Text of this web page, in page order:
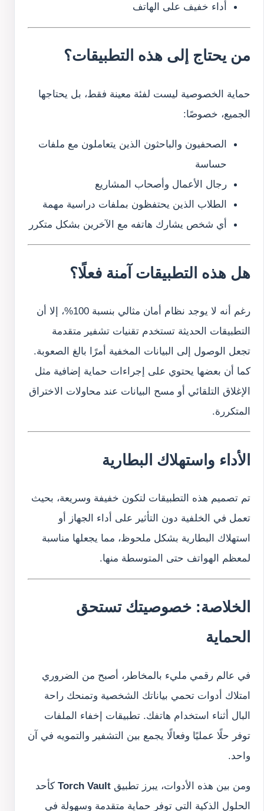
أداء خفيف على الهاتف
من يحتاج إلى هذه التطبيقات؟
حماية الخصوصية ليست لفئة معينة فقط، بل يحتاجها
الجميع، خصوصًا:
الصحفيون والباحثون الذين يتعاملون مع ملفات
حساسة
رجال الأعمال وأصحاب المشاريع
الطلاب الذين يحتفظون بملفات دراسية مهمة
أي شخص يشارك هاتفه مع الآخرين بشكل متكرر
هل هذه التطبيقات آمنة فعلًا؟
رغم أنه لا يوجد نظام أمان مثالي بنسبة 100%، إلا أن
التطبيقات الحديثة تستخدم تقنيات تشفير متقدمة
تجعل الوصول إلى البيانات المخفية أمرًا بالغ الصعوبة.
كما أن بعضها يحتوي على إجراءات حماية إضافية مثل
الإغلاق التلقائي أو مسح البيانات عند محاولات الاختراق
المتكررة.
الأداء واستهلاك البطارية
تم تصميم هذه التطبيقات لتكون خفيفة وسريعة، بحيث
تعمل في الخلفية دون التأثير على أداء الجهاز أو
استهلاك البطارية بشكل ملحوظ، مما يجعلها مناسبة
لمعظم الهواتف حتى المتوسطة منها.
الخلاصة: خصوصيتك تستحق
الحماية
في عالم رقمي مليء بالمخاطر، أصبح من الضروري
امتلاك أدوات تحمي بياناتك الشخصية وتمنحك راحة
البال أثناء استخدام هاتفك. تطبيقات إخفاء الملفات
توفر حلًا عمليًا وفعالًا يجمع بين التشفير والتمويه في آن
واحد.
ومن بين هذه الأدوات، يبرز تطبيق Torch Vaultكأحد
الحلول الذكية التي توفر حماية متقدمة وسهولة في